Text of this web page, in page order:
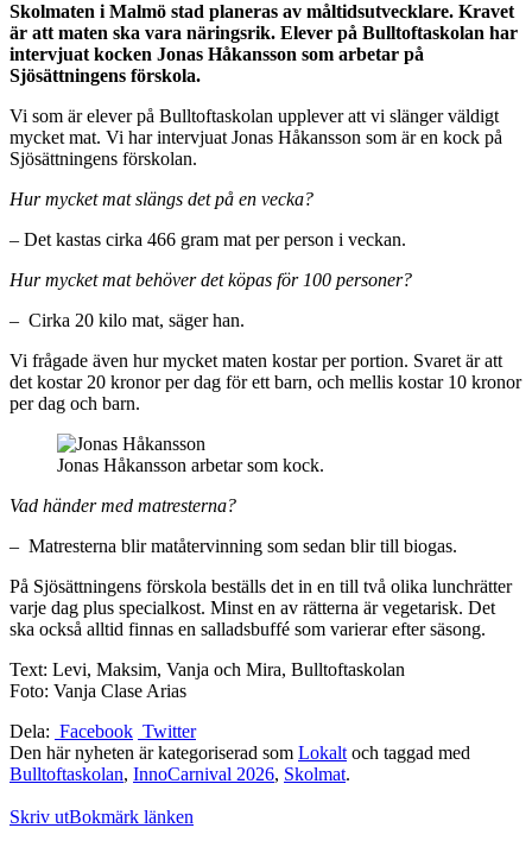
Skolmaten i Malmö stad planeras av måltidsutvecklare. Kravet
är att maten ska vara näringsrik. Elever på Bulltoftaskolan har
intervjuat kocken Jonas Håkansson som arbetar på
Sjösättningens förskola.
Vi som är elever på Bulltoftaskolan upplever att vi slänger väldigt
mycket mat. Vi har intervjuat Jonas Håkansson som är en kock på
Sjösättningens förskolan.
Hur mycket mat slängs det på en vecka?
– Det kastas cirka 466 gram mat per person i veckan.
Hur mycket mat behöver det köpas för 100 personer?
– Cirka 20 kilo mat, säger han.
Vi frågade även hur mycket maten kostar per portion. Svaret är att
det kostar 20 kronor per dag för ett barn, och mellis kostar 10 kronor
per dag och barn.
Jonas Håkansson arbetar som kock.
Vad händer med matresterna?
– Matresterna blir matåtervinning som sedan blir till biogas.
På Sjösättningens förskola beställs det in en till två olika lunchrätter
varje dag plus specialkost. Minst en av rätterna är vegetarisk. Det
ska också alltid finnas en salladsbuffé som varierar efter säsong.
Text: Levi, Maksim, Vanja och Mira, Bulltoftaskolan
Foto: Vanja Clase Arias
Dela: Facebook Twitter
Den här nyheten är kategoriserad som Lokalt och taggad med
Bulltoftaskolan, InnoCarnival 2026, Skolmat.
Skriv utBokmärk länken